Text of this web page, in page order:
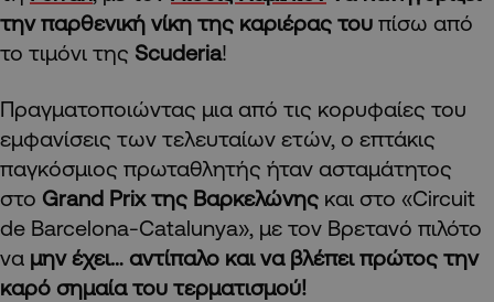
την παρθενική νίκη της καριέρας του πίσω από
το τιμόνι της Scuderia!
Πραγματοποιώντας μια από τις κορυφαίες του
εμφανίσεις των τελευταίων ετών, ο επτάκις
παγκόσμιος πρωταθλητής ήταν ασταμάτητος
στο Grand Prix της Βαρκελώνης και στο «Circuit
de Barcelona-Catalunya», με τον Βρετανό πιλότο
να μην έχει… αντίπαλο και να βλέπει πρώτος την
καρό σημαία του τερματισμού!